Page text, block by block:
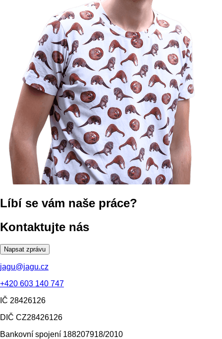
Líbí se vám naše práce?
Kontaktujte nás
Napsat zprávu
jagu@jagu.cz
+420 603 140 747
IČ 28426126
DIČ CZ28426126
Bankovní spojení 188207918/2010